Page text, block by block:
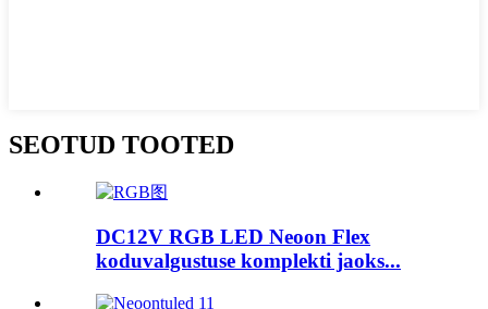
SEOTUD TOOTED
DC12V RGB LED Neoon Flex
koduvalgustuse komplekti jaoks...